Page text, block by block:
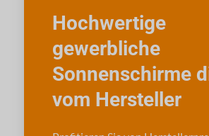
Hochwertige
gewerbliche
Sonnenschirme
vom Hersteller